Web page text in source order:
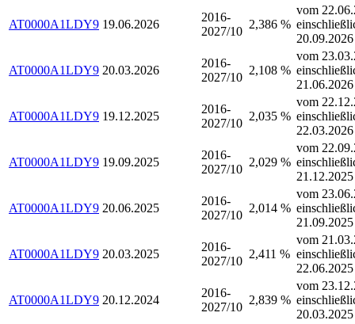
AT0000A1LDY9 19.06.2026
2016-
2027/10
2,386 %
vom
20.09.2026
AT0000A1LDY9 20.03.2026
2016-
2027/10
2,108 %
vom
21.06.2026
AT0000A1LDY9 19.12.2025
2016-
2027/10
2,035 %
vom
22.03.2026
AT0000A1LDY9 19.09.2025
2016-
2027/10
2,029 %
vom
21.12.2025
AT0000A1LDY9 20.06.2025
2016-
2027/10
2,014 %
vom
21.09.2025
AT0000A1LDY9 20.03.2025
2016-
2027/10
2,411 %
vom
22.06.2025
AT0000A1LDY9 20.12.2024
2016-
2027/10
2,839 %
vom
20.03.2025